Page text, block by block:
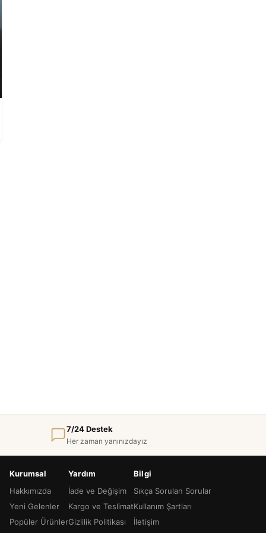
7/24 Destek
Her zaman yanınızdayız
Kurumsal
Hakkımızda
Yeni Gelenler
Popüler Ürünler
Yardım
İade ve Değişim
Kargo ve Teslimat
Gizlilik Politikası
Bilgi
Sıkça Sorulan Sorular
Kullanım Şartları
İletişim